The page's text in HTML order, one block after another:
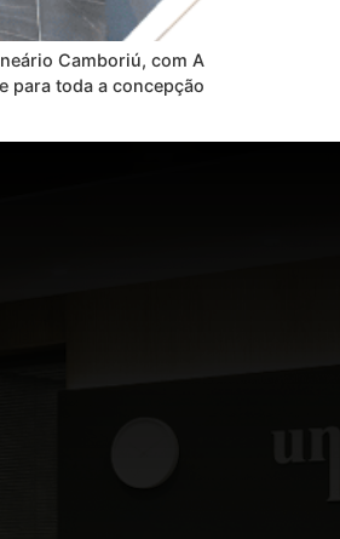
Camboriú, com A
para toda a concepção